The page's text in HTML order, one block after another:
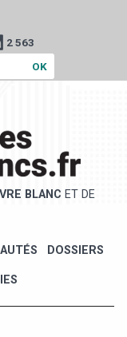
2 563
BLANC ET DE
DOSSIERS